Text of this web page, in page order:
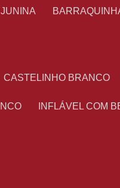
CASTELINHO BRANCO
INFLÁVEL COM